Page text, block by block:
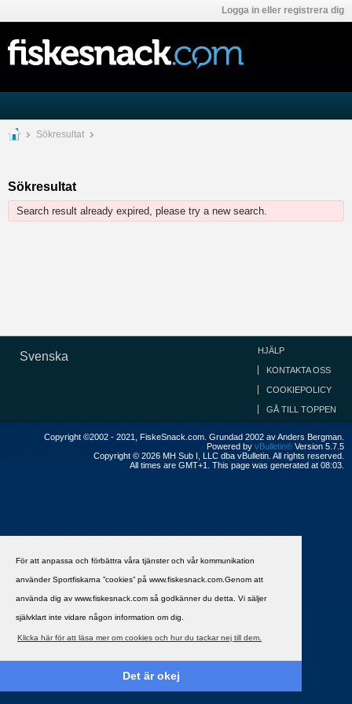
För att anpassa och förbättra våra tjänster och vår kommunikation
använder Sportfiskarna ”cookies” på www.fiskesnack.com.Genom att
använda dig av www.fiskesnack.com så godkänner du detta. Vi säljer
självklart inte vidare någon information om dig.
Klicka här för att läsa mer om cookies och hur du tackar nej till dem.
Det är okej
Logga in eller registrera dig
Sökresultat
Sökresultat
Search result already expired, please try a new search.
Svenska HJÄLP
KONTAKTA OSS
COOKIEPOLICY
GÅ TILL TOPPEN
Copyright ©2002 - 2021, FiskeSnack.com. Grundad 2002 av Anders Bergman.
Powered by vBulletin® Version 5.7.5
Copyright © 2026 MH Sub I, LLC dba vBulletin. All rights reserved.
All times are GMT+1. This page was generated at 08:03.